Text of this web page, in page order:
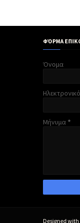
ΦΌΡΜΑ
Όνομα
Μήνυμα *
Designed with